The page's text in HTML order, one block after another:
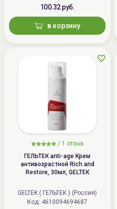
100.32 руб.
в корзину
/ 1 отзыв
ГЕЛЬТЕК anti-age Крем
антивозрастной Rich and
Restore, 30мл, GELTEK
GELTEK ( ГЕЛЬТЕК ) (Россия)
Код: 4610094694687